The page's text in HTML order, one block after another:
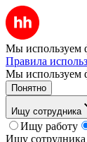
Мы используем
Правила
Мы используем
Понятно
Ищу сотрудника
Ищу работу
Ищу сотрудника